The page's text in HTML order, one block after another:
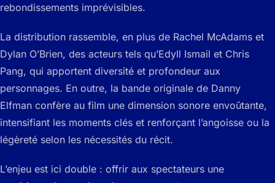
rebondissements imprévisibles.
La distribution rassemble, en plus de Rachel McAdams et
Dylan O’Brien, des acteurs tels qu’Edyll Ismail et Chris
Pang, qui apportent diversité et profondeur aux
personnages. En outre, la bande originale de Danny
Elfman confère au film une dimension sonore envoûtante,
intensifiant les moments clés et renforçant l’angoisse ou la
légèreté selon les nécessités du récit.
L’enjeu est ici double : offrir aux spectateurs une